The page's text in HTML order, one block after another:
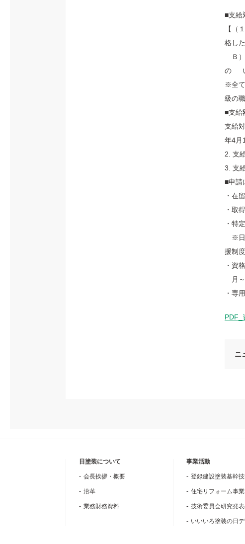
■支給
【（
格し
Ｂ）
の い
※全
級の
■支給
支給
年4月
2. 支
3. 支
■申請
・在
・取
・特
※日
援制
・資
月～
・専
PDF_
ニ
日塗装について
会長挨拶・概要
沿革
業務財務資料
事業活動
登録建設塗装基幹
住宅リフォーム事
技術委員会研究発
いいいろ塗装の日